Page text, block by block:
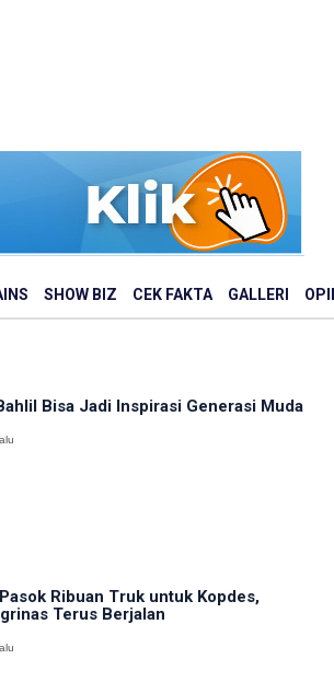
SHOW BIZ CEK FAKTA GALLERI
Bisa Jadi Inspirasi Generasi Muda
Ribuan Truk untuk Kopdes,
Terus Berjalan